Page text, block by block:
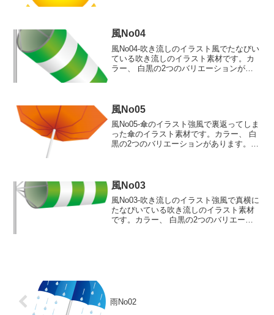
風No04
風No04-吹き流しのイラスト風でたなびい
ている吹き流しのイラスト素材です。カ
ラー、 白黒の2つのバリエーションがあ
風No05
風No05-傘のイラスト強風で裏返ってしま
った傘のイラスト素材です。カラー、 白
黒の2つのバリエーションがあります。強
風No03
風No03-吹き流しのイラスト強風で真横に
たなびいている吹き流しのイラスト素材
です。カラー、 白黒の2つのバリエーシ
雨No02